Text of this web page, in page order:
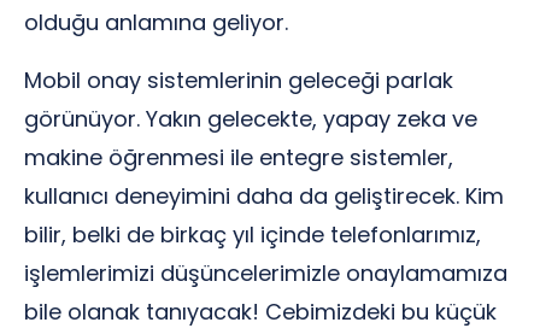
olduğu anlamına geliyor.
Mobil onay sistemlerinin geleceği parlak
görünüyor. Yakın gelecekte, yapay zeka ve
makine öğrenmesi ile entegre sistemler,
kullanıcı deneyimini daha da geliştirecek. Kim
bilir, belki de birkaç yıl içinde telefonlarımız,
işlemlerimizi düşüncelerimizle onaylamamıza
bile olanak tanıyacak! Cebimizdeki bu küçük